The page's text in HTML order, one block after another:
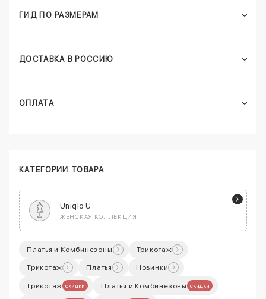
ГИД ПО РАЗМЕРАМ
ДОСТАВКА В РОССИЮ
ОПЛАТА
КАТЕГОРИИ ТОВАРА
Uniqlo U
ЖЕНСКАЯ КОЛЛЕКЦИЯ
Платья и Комбинезоны Трикотаж
Трикотаж Платья Новинки
Трикотаж скидки Платья и Комбинезоны скидки